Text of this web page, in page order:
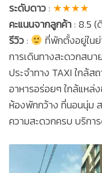
ระดับดาว: ★★★★
คะแนนจากลูกค้า: 8.5 (
รีวิว:
ที่พักตั้งอยู่ใน
การเดินทางสะดวกสบา
ประจำทาง TAXI ใกล้ส
อาหารอร่อยๆ ใกล้แห
ห้องพักกว้าง ที่นอนนุ่ม
ความสะดวกครบ บริกา